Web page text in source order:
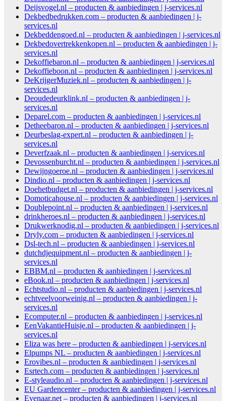
Deijsvogel.nl – producten & aanbiedingen | j-services.nl
Dekbedbedrukken.com – producten & aanbiedingen | j-
services.nl
Dekbeddengoed.nl – producten & aanbiedingen | j-services.nl
Dekbedovertrekkenkopen.nl – producten & aanbiedingen | j-
services.nl
Dekoffiebaron.nl – producten & aanbiedingen | j-services.nl
Dekoffieboon.nl – producten & aanbiedingen | j-services.nl
DeKrijgerMuziek.nl – producten & aanbiedingen | j-
services.nl
Deoudedeurklink.nl – producten & aanbiedingen | j-
services.nl
Deparel.com – producten & aanbiedingen | j-services.nl
Detheebaron.nl – producten & aanbiedingen | j-services.nl
Deurbeslag-expert.nl – producten & aanbiedingen | j-
services.nl
Deverfzaak.nl – producten & aanbiedingen | j-services.nl
Devossenburcht.nl – producten & aanbiedingen | j-services.nl
Dewijngoeroe.nl – producten & aanbiedingen | j-services.nl
Dindio.nl – producten & aanbiedingen | j-services.nl
Doehetbudget.nl – producten & aanbiedingen | j-services.nl
Domoticahouse.nl – producten & aanbiedingen | j-services.nl
Doublepoint.nl – producten & aanbiedingen | j-services.nl
drinkheroes.nl – producten & aanbiedingen | j-services.nl
Drukwerknodig.nl – producten & aanbiedingen | j-services.nl
Dryly.com – producten & aanbiedingen | j-services.nl
Dsl-tech.nl – producten & aanbiedingen | j-services.nl
dutchdjequipment.nl – producten & aanbiedingen | j-
services.nl
EBBM.nl – producten & aanbiedingen | j-services.nl
eBook.nl – producten & aanbiedingen | j-services.nl
Echtstudio.nl – producten & aanbiedingen | j-services.nl
echtveelvoorweinig.nl – producten & aanbiedingen | j-
services.nl
Ecomputer.nl – producten & aanbiedingen | j-services.nl
EenVakantieHuisje.nl – producten & aanbiedingen | j-
services.nl
Eliza was here – producten & aanbiedingen | j-services.nl
Elpumps NL – producten & aanbiedingen | j-services.nl
Erovibes.nl – producten & aanbiedingen | j-services.nl
Esrtech.com – producten & aanbiedingen | j-services.nl
E-styleaudio.nl – producten & aanbiedingen | j-services.nl
EU Gardencenter – producten & aanbiedingen | j-services.nl
Evenaar.net – producten & aanbiedingen | j-services.nl